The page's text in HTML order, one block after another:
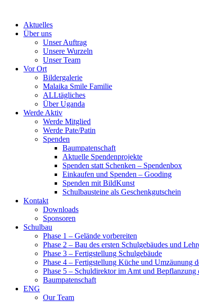
contentAktuelles
Über uns
Unser Auftrag
Unsere Wurzeln
Unser Team
Vor Ort
Bildergalerie
Malaika Smile Familie
ALLtägliches
Über Uganda
Werde Aktiv
Werde Mitglied
Werde Pate/Patin
Spenden
Baumpatenschaft
Aktuelle Spendenprojekte
Spenden statt Schenken – Spendenbox
Einkaufen und Spenden – Gooding
Spenden mit BildKunst
Schulbausteine als Geschenkgutschein
Kontakt
Downloads
Sponsoren
Schulbau
Phase 1 – Gelände vorbereiten
Phase 2 – Bau des ersten Schulgebäudes und
Phase 3 – Fertigstellung Schulgebäude
Phase 4 – Fertigstellung Küche und Umzäunung
Phase 5 – Schuldirektor im Amt und Bepflanzung
Baumpatenschaft
ENG
Our Team